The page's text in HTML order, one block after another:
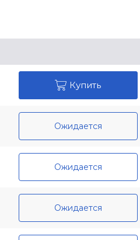
Купить
Ожидается
Ожидается
Ожидается